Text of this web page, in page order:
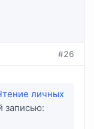
#26
личных
записью: